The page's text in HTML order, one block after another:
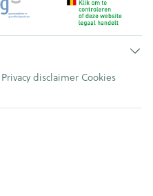
Privacy disclaimer Cookies